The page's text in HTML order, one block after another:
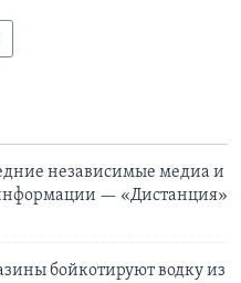
независимые медиа и
— «Дистанция»
бойкотируют водку из